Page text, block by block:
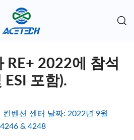
RE+ 2022에 참석
ESI 포함).
컨벤션 센터 날짜: 2022년 9월
& 4248